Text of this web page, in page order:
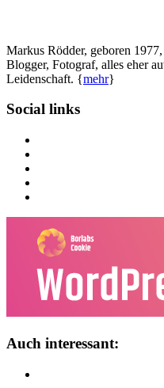
Markus Rödder, geboren
Blogger, Fotograf, alles eher
Leidenschaft. {mehr}
Social links
Auch interessant: